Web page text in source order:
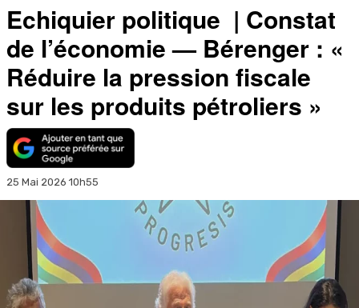
Echiquier politique | Constat
de l’économie — Bérenger : «
Réduire la pression fiscale
sur les produits pétroliers »
25 Mai 2026 10h55